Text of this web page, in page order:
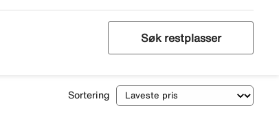
Søk restplasser
Sortering